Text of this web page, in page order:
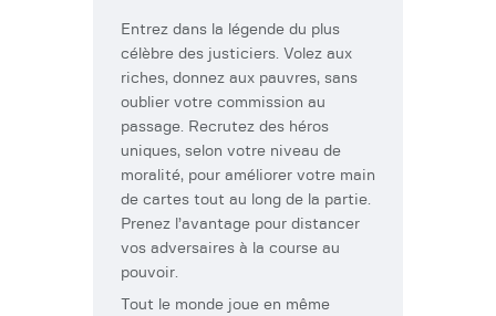
Entrez dans la légende du plus
célèbre des justiciers. Volez aux
riches, donnez aux pauvres, sans
oublier votre commission au
passage. Recrutez des héros
uniques, selon votre niveau de
moralité, pour améliorer votre main
de cartes tout au long de la partie.
Prenez l’avantage pour distancer
vos adversaires à la course au
pouvoir.
Tout le monde joue en même